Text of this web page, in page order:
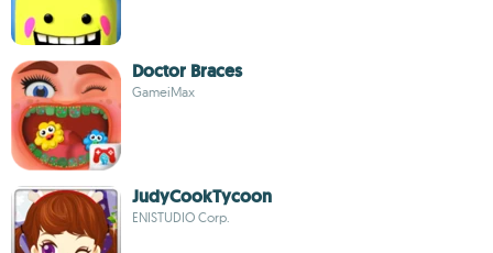
Doctor Braces
GameiMax
JudyCookTycoon
ENISTUDIO Corp.